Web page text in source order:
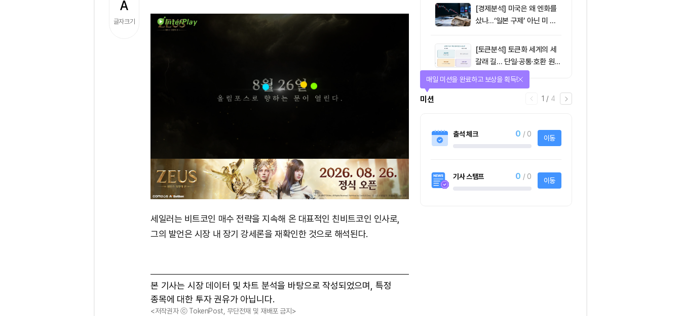
글자크기
세일러는 비트코인 매수 전략을 지속해 온 대표적인 친비트코인 인사로,
그의 발언은 시장 내 장기 강세론을 재확인한 것으로 해석된다.
본 기사는 시장 데이터 및 차트 분석을 바탕으로 작성되었으며, 특정
종목에 대한 투자 권유가 아닙니다.
<저작권자 ⓒ TokenPost, 무단전재 및 재배포 금지>
[경제분석] 미국은 왜 엔화를
샀나…‘일본 구제’ 아닌 미 국
[토큰분석] 토큰화 세계의 세
갈래 길… 단일·공통·호환 원장
이 가르는 ‘원자적 결제’의 운
1 / 4
미션
매일 미션을 완료하고 보상을 획득!
출석 체크 0 / 0 이동
기사 스탬프 0 / 0 이동